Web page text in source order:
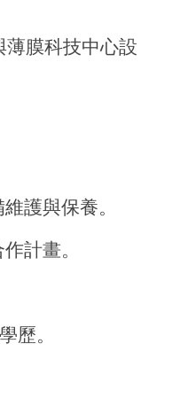
薄膜科技中心設
護與保養。
計畫。
歷。